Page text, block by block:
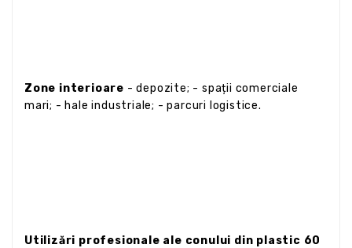
Zone interioare - depozite; - spații comerciale
mari; - hale industriale; - parcuri logistice.
Utilizări profesionale ale conului din plastic 60